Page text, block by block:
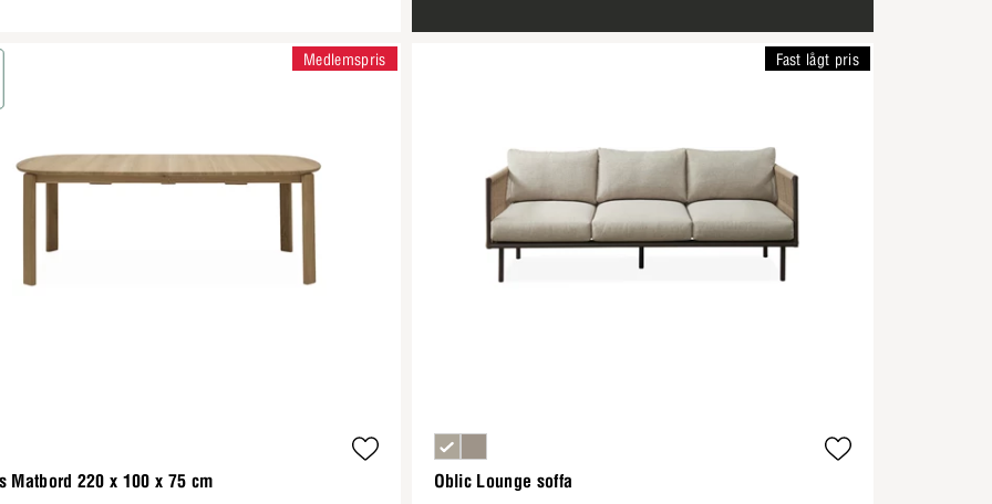
Matbord 220 x 100 x 75 cm
Medlemspris
Oblic Lounge soffa
Fast lågt pris